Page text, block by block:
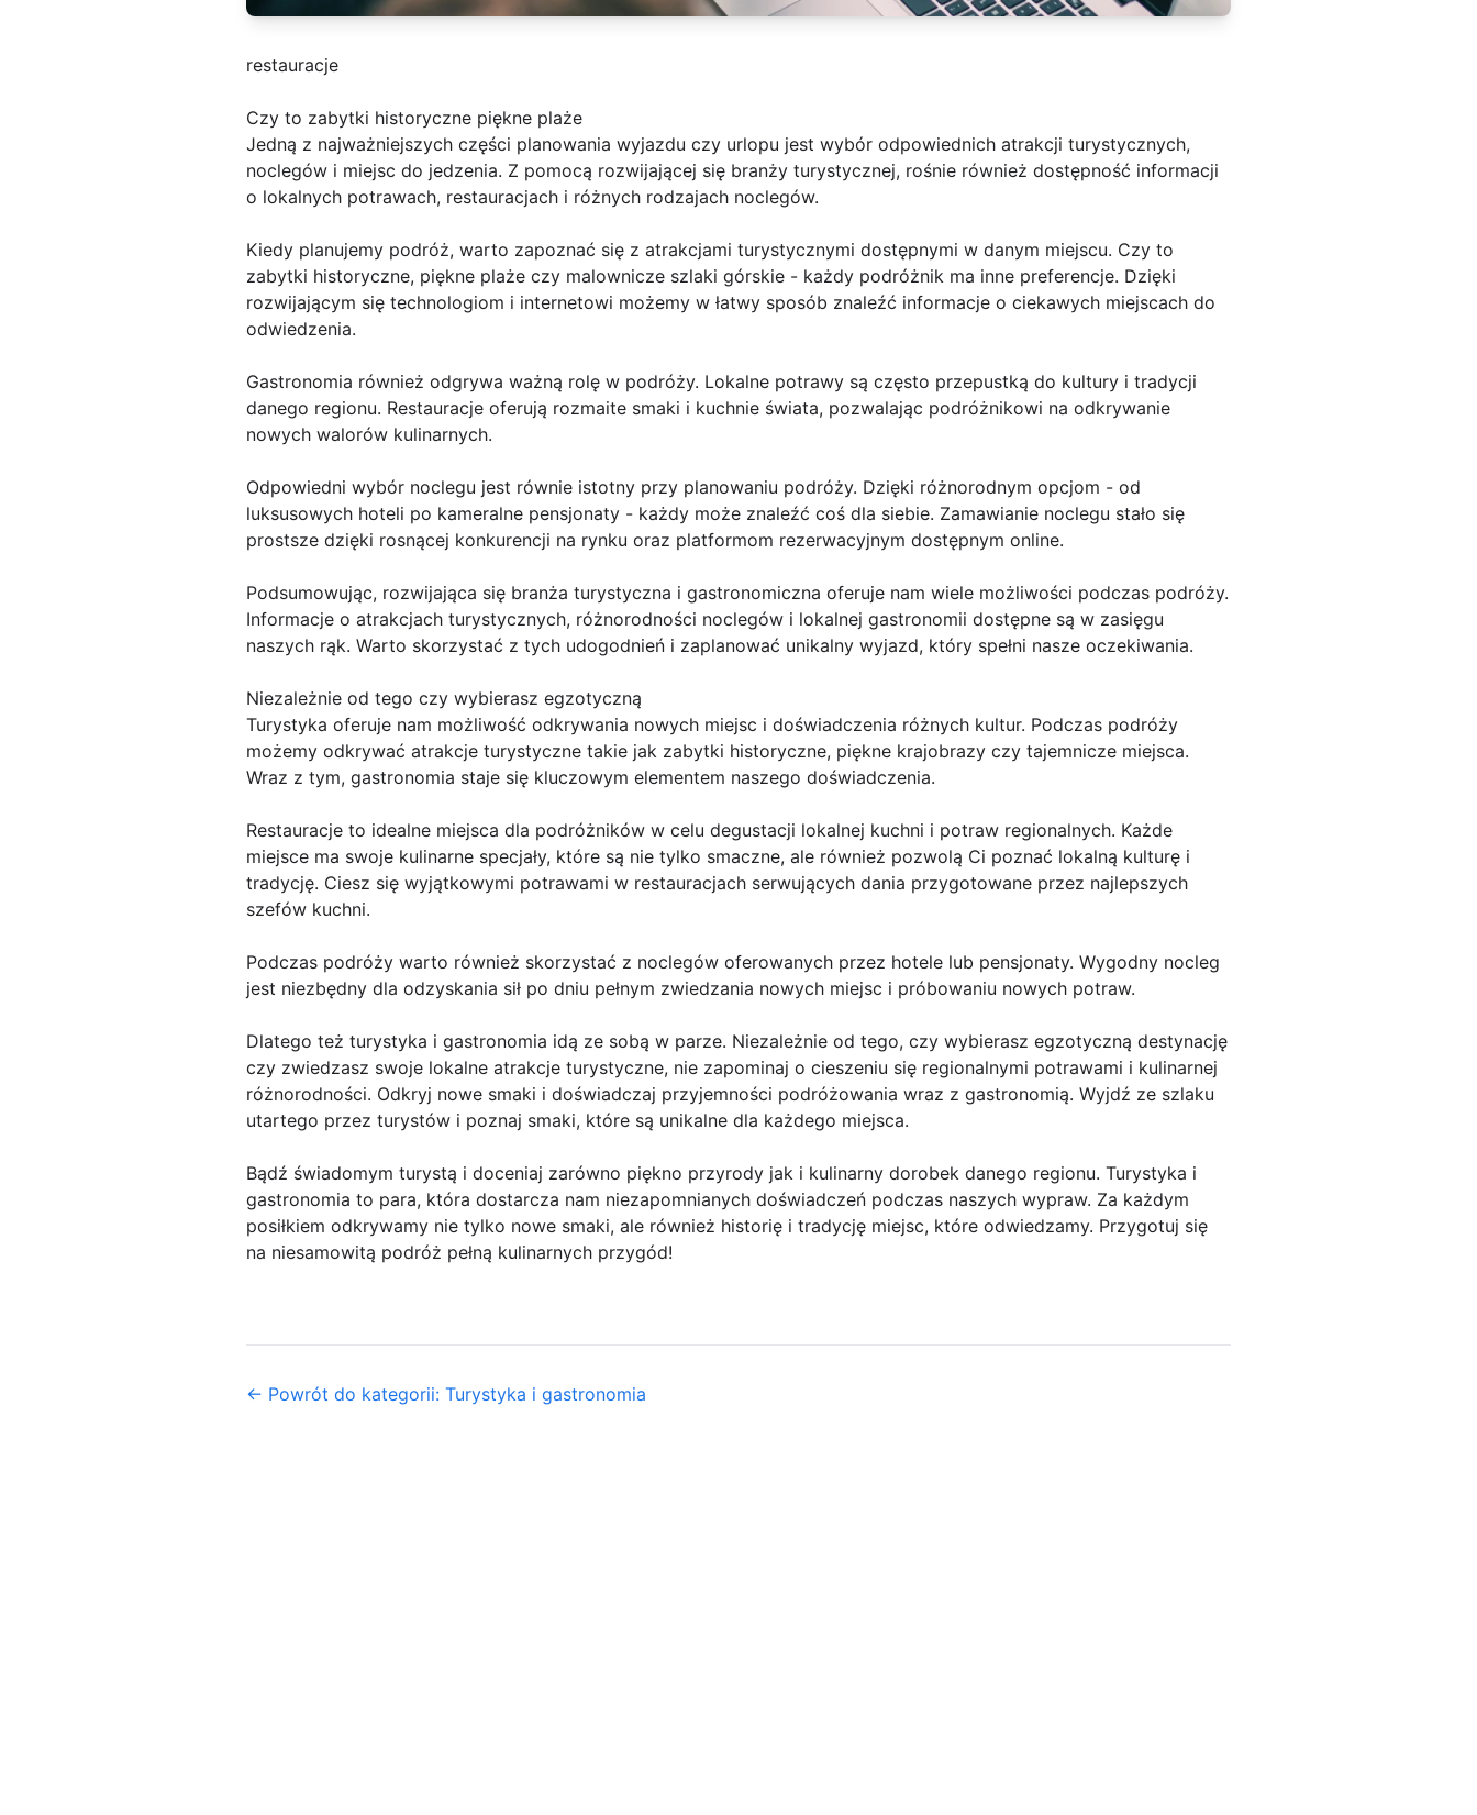
restauracje
Czy to zabytki historyczne piękne plaże
Jedną z najważniejszych części planowania wyjazdu czy urlopu jest wybór odpowiednich atrakcji turystycznych,
noclegów i miejsc do jedzenia. Z pomocą rozwijającej się branży turystycznej, rośnie również dostępność informacji
o lokalnych potrawach, restauracjach i różnych rodzajach noclegów.
Kiedy planujemy podróż, warto zapoznać się z atrakcjami turystycznymi dostępnymi w danym miejscu. Czy to
zabytki historyczne, piękne plaże czy malownicze szlaki górskie - każdy podróżnik ma inne preferencje. Dzięki
rozwijającym się technologiom i internetowi możemy w łatwy sposób znaleźć informacje o ciekawych miejscach do
odwiedzenia.
Gastronomia również odgrywa ważną rolę w podróży. Lokalne potrawy są często przepustką do kultury i tradycji
danego regionu. Restauracje oferują rozmaite smaki i kuchnie świata, pozwalając podróżnikowi na odkrywanie
nowych walorów kulinarnych.
Odpowiedni wybór noclegu jest równie istotny przy planowaniu podróży. Dzięki różnorodnym opcjom - od
luksusowych hoteli po kameralne pensjonaty - każdy może znaleźć coś dla siebie. Zamawianie noclegu stało się
prostsze dzięki rosnącej konkurencji na rynku oraz platformom rezerwacyjnym dostępnym online.
Podsumowując, rozwijająca się branża turystyczna i gastronomiczna oferuje nam wiele możliwości podczas podróży.
Informacje o atrakcjach turystycznych, różnorodności noclegów i lokalnej gastronomii dostępne są w zasięgu
naszych rąk. Warto skorzystać z tych udogodnień i zaplanować unikalny wyjazd, który spełni nasze oczekiwania.
Niezależnie od tego czy wybierasz egzotyczną
Turystyka oferuje nam możliwość odkrywania nowych miejsc i doświadczenia różnych kultur. Podczas podróży
możemy odkrywać atrakcje turystyczne takie jak zabytki historyczne, piękne krajobrazy czy tajemnicze miejsca.
Wraz z tym, gastronomia staje się kluczowym elementem naszego doświadczenia.
Restauracje to idealne miejsca dla podróżników w celu degustacji lokalnej kuchni i potraw regionalnych. Każde
miejsce ma swoje kulinarne specjały, które są nie tylko smaczne, ale również pozwolą Ci poznać lokalną kulturę i
tradycję. Ciesz się wyjątkowymi potrawami w restauracjach serwujących dania przygotowane przez najlepszych
szefów kuchni.
Podczas podróży warto również skorzystać z noclegów oferowanych przez hotele lub pensjonaty. Wygodny nocleg
jest niezbędny dla odzyskania sił po dniu pełnym zwiedzania nowych miejsc i próbowaniu nowych potraw.
Dlatego też turystyka i gastronomia idą ze sobą w parze. Niezależnie od tego, czy wybierasz egzotyczną destynację
czy zwiedzasz swoje lokalne atrakcje turystyczne, nie zapominaj o cieszeniu się regionalnymi potrawami i kulinarnej
różnorodności. Odkryj nowe smaki i doświadczaj przyjemności podróżowania wraz z gastronomią. Wyjdź ze szlaku
utartego przez turystów i poznaj smaki, które są unikalne dla każdego miejsca.
Bądź świadomym turystą i doceniaj zarówno piękno przyrody jak i kulinarny dorobek danego regionu. Turystyka i
gastronomia to para, która dostarcza nam niezapomnianych doświadczeń podczas naszych wypraw. Za każdym
posiłkiem odkrywamy nie tylko nowe smaki, ale również historię i tradycję miejsc, które odwiedzamy. Przygotuj się
na niesamowitą podróż pełną kulinarnych przygód!
← Powrót do kategorii: Turystyka i gastronomia